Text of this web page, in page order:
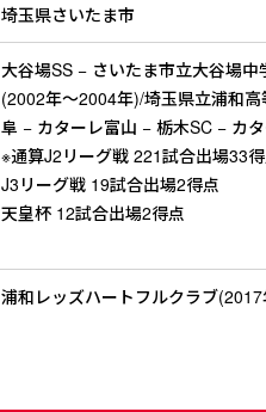
埼玉県さいたま市
大谷場SS − さいたま市立大谷場中
(2002年～2004年)/埼玉県立浦和
阜 − カターレ富山 − 栃木SC − カ
※通算J2リーグ戦 221試合出場33
J3リーグ戦 19試合出場2得点
天皇杯 12試合出場2得点
浦和レッズハートフルクラブ